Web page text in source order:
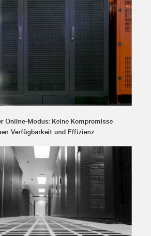
Online-Modus: Keine Kompromisse
Verfügbarkeit und Effizienz